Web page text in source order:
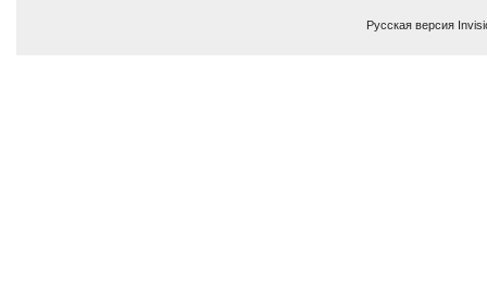
Русская версия